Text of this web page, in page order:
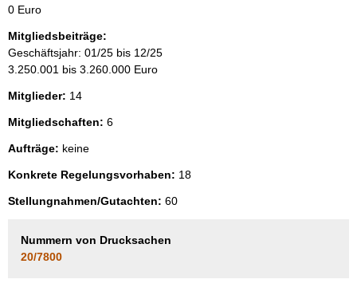
0 Euro
Mitgliedsbeiträge:
Geschäftsjahr: 01/25 bis 12/25
3.250.001 bis 3.260.000 Euro
Mitglieder: 14
Mitgliedschaften: 6
Aufträge: keine
Konkrete Regelungsvorhaben: 18
Stellungnahmen/Gutachten: 60
Nummern von Drucksachen
20/7800